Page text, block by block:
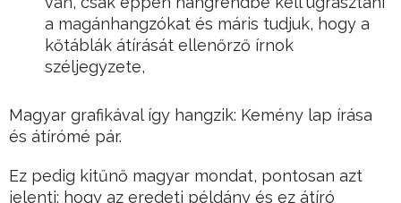
a magánhangzókat és máris tudjuk, hogy a
kőtáblák átírását ellenőrző írnok
széljegyzete,
Magyar grafikával így hangzik: Kemény lap írása
és átírómé pár.
Ez pedig kitűnő magyar mondat, pontosan azt
jelenti; hogy az eredeti példány és ez átíró